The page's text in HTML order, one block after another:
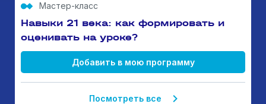
Мастер-класс
Навыки 21 века: как формировать и
оценивать на уроке?
Добавить в мою программу
Посмотреть все